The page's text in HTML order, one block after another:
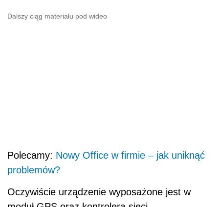
Dalszy ciąg materiału pod wideo
Polecamy: Nowy Office w firmie – jak uniknąć
problemów?
Oczywiście urządzenie wyposażone jest w